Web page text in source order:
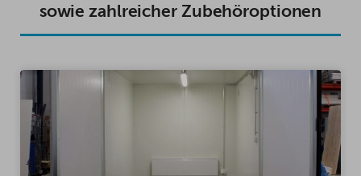
sowie zahlreicher Zubehöroptionen